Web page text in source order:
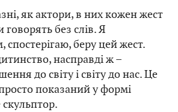
як актори, в них кожен жест
без слів. Я
беру цей жест.
насправді ж –
до світу і світу до нас. Це
показаний у формі